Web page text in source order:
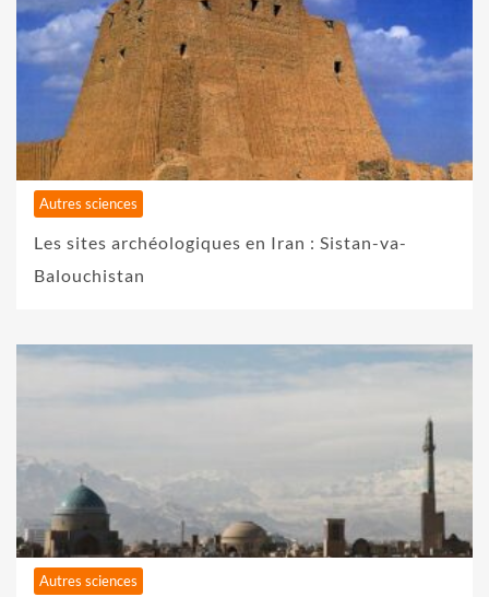
Autres sciences
Les sites archéologiques en Iran : Sistan-va-
Balouchistan
Autres sciences